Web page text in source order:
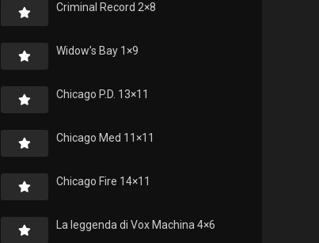
Criminal Record 2×8
Widow’s Bay 1×9
Chicago P.D. 13×11
Chicago Med 11×11
Chicago Fire 14×11
La leggenda di Vox Machina 4×6